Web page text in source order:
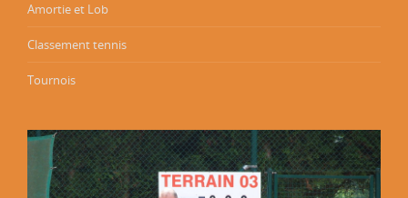
Amortie et Lob
Classement tennis
Tournois